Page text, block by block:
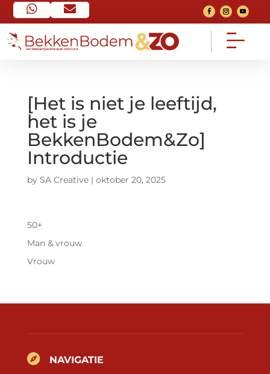
 
 FAQ
Veel gestelde vragen

Mijn verhaal
 Voorwaarden
Algemeen


[Het is niet je leeftijd,
het is je
BekkenBodem&Zo]
Introductie
by SA Creative| oktober 20, 2025
50+
Man & vrouw
Vrouw
 NAVIGATIE